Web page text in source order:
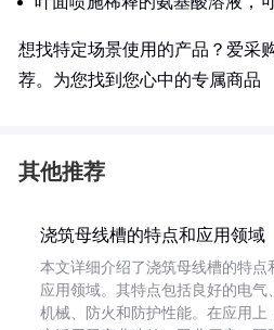
想找特定场景使用的产品？爱采
荐。为您找到您心中的专属商品
其他推荐
浇筑母线槽的特点和应用领域
本文详细介绍了浇筑母线槽的特点
应用领域。其特点包括良好的电气、
机械、防火和防护性能。在应用上